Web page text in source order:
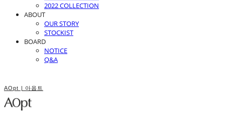
2022 COLLECTION
ABOUT
OUR STORY
STOCKIST
BOARD
NOTICE
Q&A
AOpt | 아옵트